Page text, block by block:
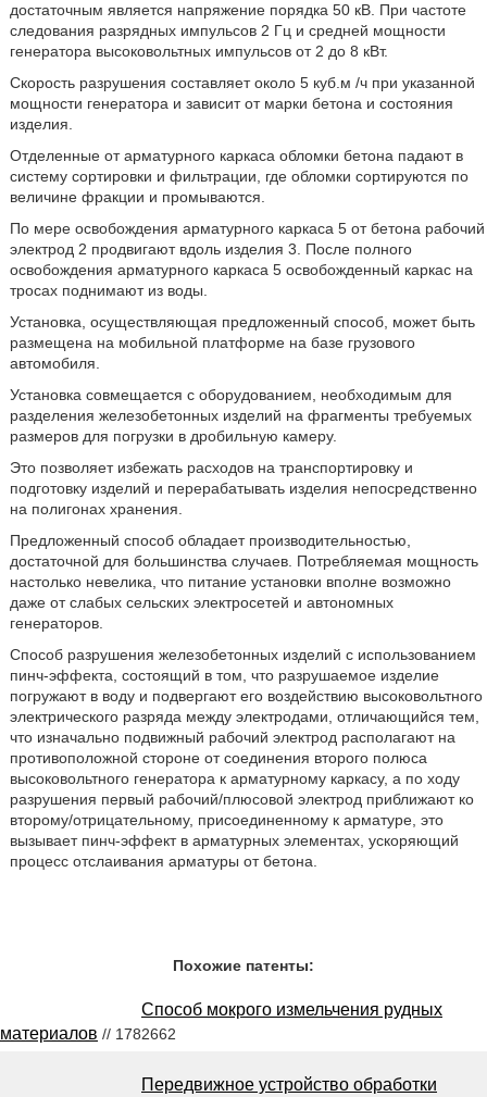
достаточным является напряжение порядка 50 кВ. При частоте
следования разрядных импульсов 2 Гц и средней мощности
генератора высоковольтных импульсов от 2 до 8 кВт.
Скорость разрушения составляет около 5 куб.м /ч при указанной
мощности генератора и зависит от марки бетона и состояния
изделия.
Отделенные от арматурного каркаса обломки бетона падают в
систему сортировки и фильтрации, где обломки сортируются по
величине фракции и промываются.
По мере освобождения арматурного каркаса 5 от бетона рабочий
электрод 2 продвигают вдоль изделия 3. После полного
освобождения арматурного каркаса 5 освобожденный каркас на
тросах поднимают из воды.
Установка, осуществляющая предложенный способ, может быть
размещена на мобильной платформе на базе грузового
автомобиля.
Установка совмещается с оборудованием, необходимым для
разделения железобетонных изделий на фрагменты требуемых
размеров для погрузки в дробильную камеру.
Это позволяет избежать расходов на транспортировку и
подготовку изделий и перерабатывать изделия непосредственно
на полигонах хранения.
Предложенный способ обладает производительностью,
достаточной для большинства случаев. Потребляемая мощность
настолько невелика, что питание установки вполне возможно
даже от слабых сельских электросетей и автономных
генераторов.
Способ разрушения железобетонных изделий с использованием
пинч-эффекта, состоящий в том, что разрушаемое изделие
погружают в воду и подвергают его воздействию высоковольтного
электрического разряда между электродами, отличающийся тем,
что изначально подвижный рабочий электрод располагают на
противоположной стороне от соединения второго полюса
высоковольтного генератора к арматурному каркасу, а по ходу
разрушения первый рабочий/плюсовой электрод приближают ко
второму/отрицательному, присоединенному к арматуре, это
вызывает пинч-эффект в арматурных элементах, ускоряющий
процесс отслаивания арматуры от бетона.
Похожие патенты:
Способ мокрого измельчения рудных
материалов // 1782662
Передвижное устройство обработки